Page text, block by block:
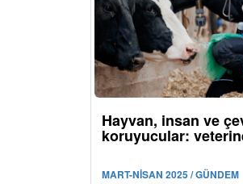
Hayvan, insan ve
koruyucular:
MART-NİSAN 2025 / GÜNDEM